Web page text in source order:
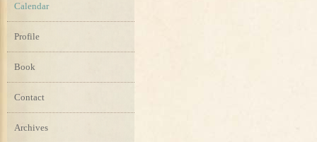
Calendar
Profile
Book
Contact
Archives